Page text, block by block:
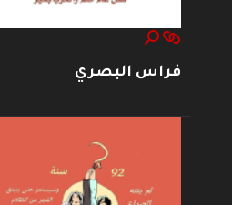
فراس البصري